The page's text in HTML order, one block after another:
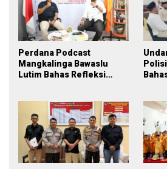
Perdana Podcast
Mangkalinga Bawaslu
Lutim Bahas Refleksi